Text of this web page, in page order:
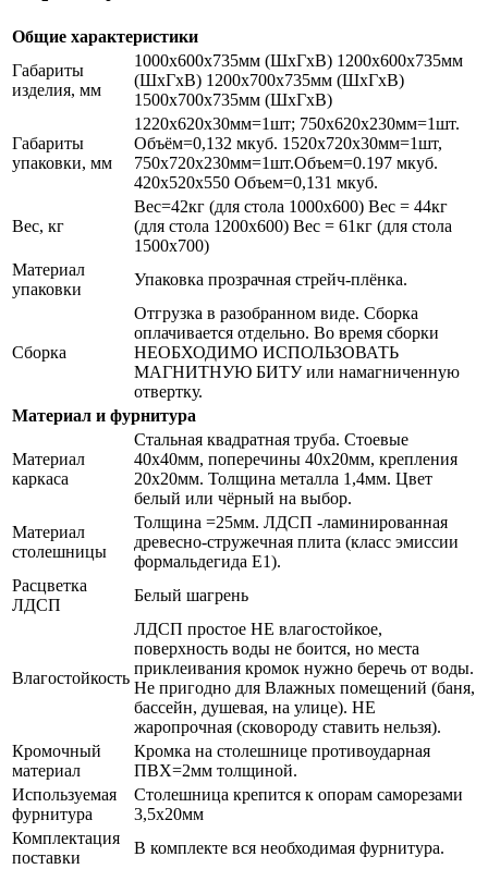
Общие характеристики
Габариты
изделия, мм
1000х600х735мм (ШхГхВ) 1200х600х735мм
(ШхГхВ) 1200х700х735мм (ШхГхВ)
1500х700х735мм (ШхГхВ)
Габариты
упаковки, мм
1220х620х30мм=1шт; 750х620х230мм=1шт.
Объём=0,132 мкуб. 1520х720х30мм=1шт,
750х720х230мм=1шт.Объем=0.197 мкуб.
420х520х550 Объем=0,131 мкуб.
Вес, кг
Вес=42кг (для стола 1000х600) Вес = 44кг
(для стола 1200х600) Вес = 61кг (для стола
1500х700)
Материал
упаковки
Упаковка прозрачная стрейч-плёнка.
Сборка
Отгрузка в разобранном виде. Сборка
оплачивается отдельно. Во время сборки
НЕОБХОДИМО ИСПОЛЬЗОВАТЬ
МАГНИТНУЮ БИТУ или намагниченную
отвертку.
Материал и фурнитура
Материал
каркаса
Стальная квадратная труба. Стоевые
40х40мм, поперечины 40х20мм, крепления
20х20мм. Толщина металла 1,4мм. Цвет
белый или чёрный на выбор.
Материал
столешницы
Толщина =25мм. ЛДСП -ламинированная
древесно-стружечная плита (класс эмиссии
формальдегида Е1).
Расцветка
ЛДСП
Белый шагрень
Влагостойкость
ЛДСП простое НЕ влагостойкое,
поверхность воды не боится, но места
приклеивания кромок нужно беречь от воды.
Не пригодно для Влажных помещений (баня,
бассейн, душевая, на улице). НЕ
жаропрочная (сковороду ставить нельзя).
Кромочный
материал
Кромка на столешнице противоударная
ПВХ=2мм толщиной.
Используемая
фурнитура
Столешница крепится к опорам саморезами
3,5х20мм
Комплектация
поставки
В комплекте вся необходимая фурнитура.